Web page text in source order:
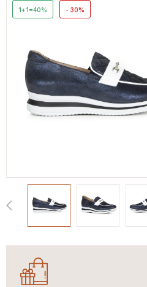
1+1=40% - 30%